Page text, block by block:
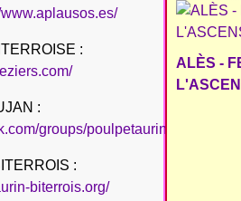
www.aplausos.es/
:
:
groups/poulpetaurinboujan/
:
biterrois.org/
ALÈS -